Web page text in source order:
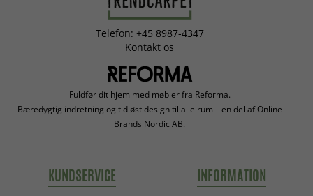
Telefon: +45 8987-4347
Kontakt os
Fuldfør dit hjem med møbler fra Reforma.
Bæredygtig indretning og tidløst design til alle rum – en del af Online
Brands Nordic AB.
KUNDSERVICE INFORMATION